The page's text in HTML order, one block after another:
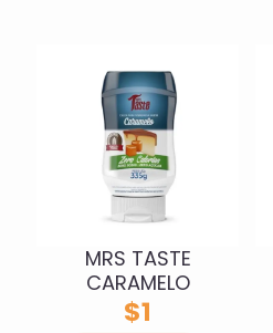
MRS TASTE
CARAMELO
$1